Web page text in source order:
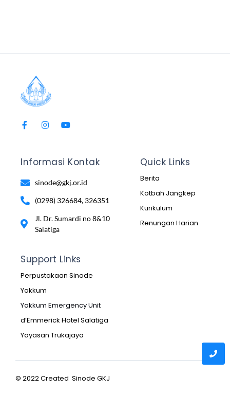
Informasi Kontak
sinode@gkj.or.id
(0298) 326684, 326351
Jl. Dr. Sumardi no 8&10
Salatiga
Quick Links
Berita
Kotbah Jangkep
Kurikulum
Renungan Harian
Support Links
Perpustakaan Sinode
Yakkum
Yakkum Emergency Unit
d’Emmerick Hotel Salatiga
Yayasan Trukajaya
© 2022 Created Sinode GKJ